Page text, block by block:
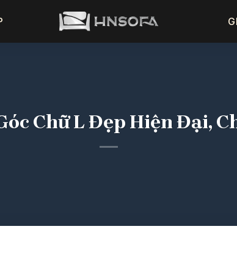
Chữ L Đẹp Hiện Đại,